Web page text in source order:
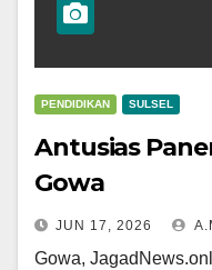
PENDIDIKAN SULSEL
Antusias
Gowa
JUN 17, 2026
Gowa,